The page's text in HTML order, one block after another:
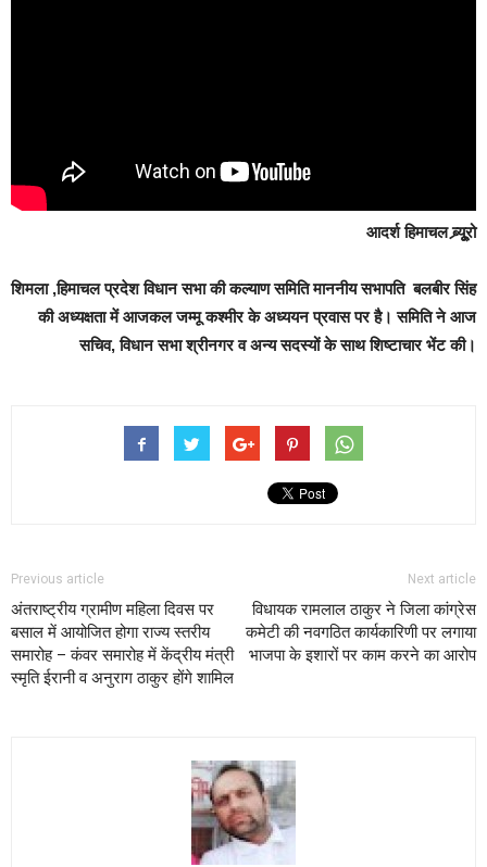
आदर्श हिमाचल ब्र्यूू्रो
शिमला ,हिमाचल प्रदेश विधान सभा की कल्याण समिति माननीय सभापति बलबीर सिंह
की अध्यक्षता में आजकल जम्मू कश्मीर के अध्ययन प्रवास पर है। समिति ने आज
सचिव, विधान सभा श्रीनगर व अन्य सदस्यों के साथ शिष्टाचार भेंट की।
Previous article
अंतराष्ट्रीय ग्रामीण महिला दिवस पर
बसाल में आयोजित होगा राज्य स्तरीय
समारोह – कंवर समारोह में केंद्रीय मंत्री
स्मृति ईरानी व अनुराग ठाकुर होंगे शामिल
Next article
विधायक रामलाल ठाकुर ने जिला कांग्रेस
कमेटी की नवगठित कार्यकारिणी पर लगाया
भाजपा के इशारों पर काम करने का आरोप